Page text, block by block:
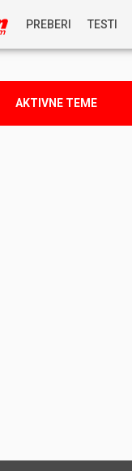
PREBERI TESTI
AKTIVNE TEME